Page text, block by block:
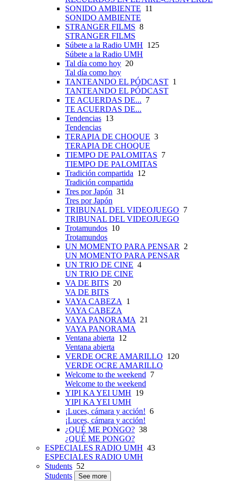
SONIDO AMBIENTE 11
SONIDO AMBIENTE
STRANGER FILMS 8
STRANGER FILMS
Súbete a la Radio UMH 125
Súbete a la Radio UMH
Tal día como hoy 20
Tal día como hoy
TANTEANDO EL PÓDCAST 1
TANTEANDO EL PÓDCAST
TE ACUERDAS DE... 7
TE ACUERDAS DE...
Tendencias 13
Tendencias
TERAPIA DE CHOQUE 3
TERAPIA DE CHOQUE
TIEMPO DE PALOMITAS 7
TIEMPO DE PALOMITAS
Tradición compartida 12
Tradición compartida
Tres por Japón 31
Tres por Japón
TRIBUNAL DEL VIDEOJUEGO 7
TRIBUNAL DEL VIDEOJUEGO
Trotamundos 10
Trotamundos
UN MOMENTO PARA PENSAR
2
UN MOMENTO PARA PENSAR
UN TRIO DE CINE 4
UN TRIO DE CINE
VA DE BITS 20
VA DE BITS
VAYA CABEZA
1
VAYA CABEZA
VAYA PANORAMA
21
VAYA PANORAMA
Ventana abierta 12
Ventana abierta
VERDE OCRE AMARILLO 120
VERDE OCRE AMARILLO
Welcome to the weekend 7
Welcome to the weekend
YIPI KA YEI UMH 19
YIPI KA YEI UMH
¡Luces, cámara y acción! 6
¡Luces, cámara y acción!
¿QUÉ ME PONGO? 38
¿QUÉ ME PONGO?
ESPECIALES RADIO UMH 43
ESPECIALES RADIO UMH
Students 52
Students
See more